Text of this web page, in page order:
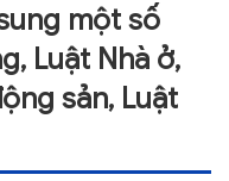
một số
Luật Nhà ở,
sản, Luật